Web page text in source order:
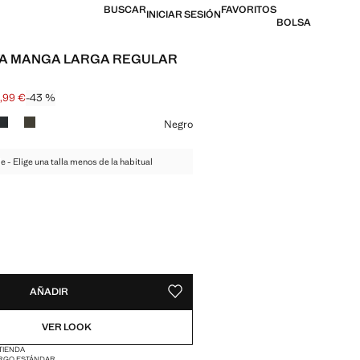
BUSCARINICIAR SESIÓNFAVORITOS
BOLSA
MANGA LARGA REGULAR
[22,99 € ]
[12,99 € ]
€-43 %
color
Negro
- Elige una talla menos de la habitual
AÑADIR GUARDAR COMO FAVORITO
VER LOOK